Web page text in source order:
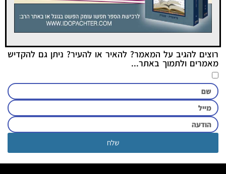
רוצים להגיב על המאמר? להאיר או להעיר? ניתן גם להקדיש
מאמרים ולתמוך באתר...
שלח